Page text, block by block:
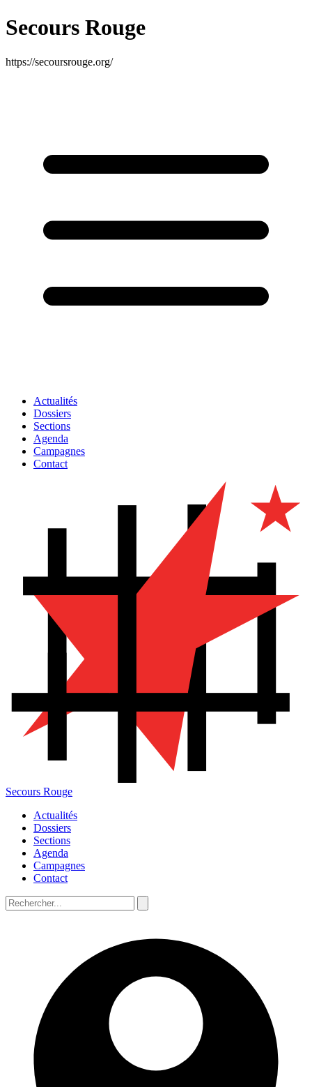
Secours Rouge
https://secoursrouge.org/
Actualités
Dossiers
Sections
Agenda
Campagnes
Contact
Secours Rouge
Actualités
Dossiers
Sections
Agenda
Campagnes
Contact